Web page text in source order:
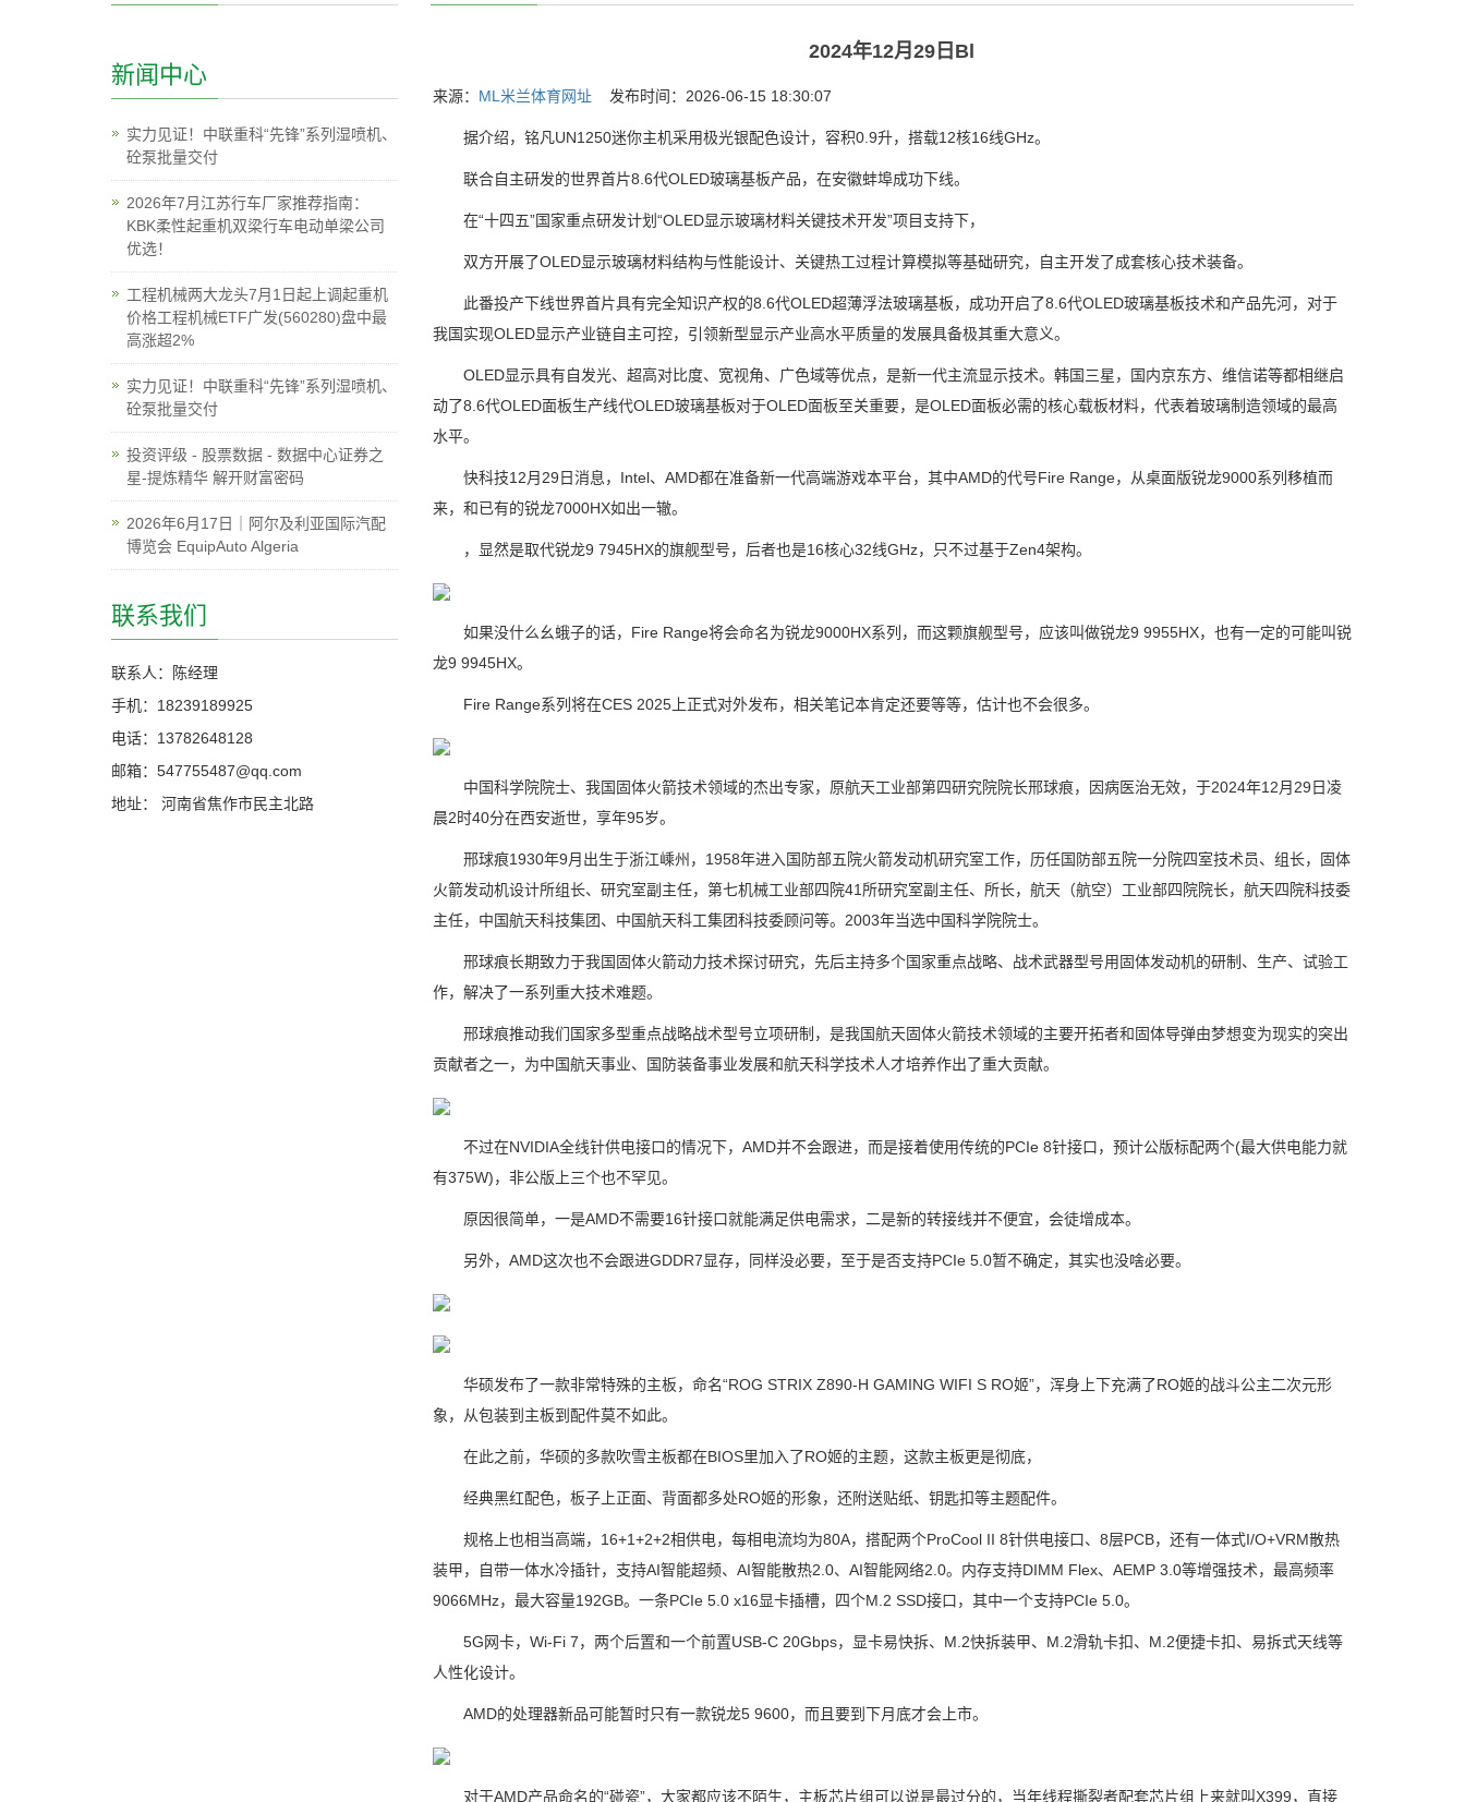
2024年12月29日Bl
来源： ML米兰体育网址发布时间：2026-06-15 18:30:07
据介绍，铭凡UN1250迷你主机采用极光银配色设计，容积0.9升，搭载12核16线GHz。
联合自主研发的世界首片8.6代OLED玻璃基板产品，在安徽蚌埠成功下线。
在“十四五”国家重点研发计划“OLED显示玻璃材料关键技术开发”项目支持下，
双方开展了OLED显示玻璃材料结构与性能设计、关键热工过程计算模拟等基础研究，自主开发了成套核心技术装备。
此番投产下线世界首片具有完全知识产权的8.6代OLED超薄浮法玻璃基板，成功开启了8.6代OLED玻璃基板技术和产品先河，对于
我国实现OLED显示产业链自主可控，引领新型显示产业高水平质量的发展具备极其重大意义。
OLED显示具有自发光、超高对比度、宽视角、广色域等优点，是新一代主流显示技术。韩国三星，国内京东方、维信诺等都相继启
动了8.6代OLED面板生产线代OLED玻璃基板对于OLED面板至关重要，是OLED面板必需的核心载板材料，代表着玻璃制造领域的最高
水平。
快科技12月29日消息，Intel、AMD都在准备新一代高端游戏本平台，其中AMD的代号Fire Range，从桌面版锐龙9000系列移植而
来，和已有的锐龙7000HX如出一辙。
，显然是取代锐龙9 7945HX的旗舰型号，后者也是16核心32线GHz，只不过基于Zen4架构。
如果没什么幺蛾子的话，Fire Range将会命名为锐龙9000HX系列，而这颗旗舰型号，应该叫做锐龙9 9955HX，也有一定的可能叫锐
龙9 9945HX。
Fire Range系列将在CES 2025上正式对外发布，相关笔记本肯定还要等等，估计也不会很多。
中国科学院院士、我国固体火箭技术领域的杰出专家，原航天工业部第四研究院院长邢球痕，因病医治无效，于2024年12月29日凌
晨2时40分在西安逝世，享年95岁。
邢球痕1930年9月出生于浙江嵊州，1958年进入国防部五院火箭发动机研究室工作，历任国防部五院一分院四室技术员、组长，固体
火箭发动机设计所组长、研究室副主任，第七机械工业部四院41所研究室副主任、所长，航天（航空）工业部四院院长，航天四院科技委
主任，中国航天科技集团、中国航天科工集团科技委顾问等。2003年当选中国科学院院士。
邢球痕长期致力于我国固体火箭动力技术探讨研究，先后主持多个国家重点战略、战术武器型号用固体发动机的研制、生产、试验工
作，解决了一系列重大技术难题。
邢球痕推动我们国家多型重点战略战术型号立项研制，是我国航天固体火箭技术领域的主要开拓者和固体导弹由梦想变为现实的突出
贡献者之一，为中国航天事业、国防装备事业发展和航天科学技术人才培养作出了重大贡献。
不过在NVIDIA全线针供电接口的情况下，AMD并不会跟进，而是接着使用传统的PCIe 8针接口，预计公版标配两个(最大供电能力就
有375W)，非公版上三个也不罕见。
原因很简单，一是AMD不需要16针接口就能满足供电需求，二是新的转接线并不便宜，会徒增成本。
另外，AMD这次也不会跟进GDDR7显存，同样没必要，至于是否支持PCIe 5.0暂不确定，其实也没啥必要。
华硕发布了一款非常特殊的主板，命名“ROG STRIX Z890-H GAMING WIFI S RO姬”，浑身上下充满了RO姬的战斗公主二次元形
象，从包装到主板到配件莫不如此。
在此之前，华硕的多款吹雪主板都在BIOS里加入了RO姬的主题，这款主板更是彻底，
经典黑红配色，板子上正面、背面都多处RO姬的形象，还附送贴纸、钥匙扣等主题配件。
规格上也相当高端，16+1+2+2相供电，每相电流均为80A，搭配两个ProCool II 8针供电接口、8层PCB，还有一体式I/O+VRM散热
装甲，自带一体水冷插针，支持AI智能超频、AI智能散热2.0、AI智能网络2.0。内存支持DIMM Flex、AEMP 3.0等增强技术，最高频率
9066MHz，最大容量192GB。一条PCIe 5.0 x16显卡插槽，四个M.2 SSD接口，其中一个支持PCIe 5.0。
5G网卡，Wi-Fi 7，两个后置和一个前置USB-C 20Gbps，显卡易快拆、M.2快拆装甲、M.2滑轨卡扣、M.2便捷卡扣、易拆式天线等
人性化设计。
AMD的处理器新品可能暂时只有一款锐龙5 9600，而且要到下月底才会上市。
对于AMD产品命名的“碰瓷”，大家都应该不陌生，主板芯片组可以说是最过分的，当年线程撕裂者配套芯片组上来就叫X399，直接
新闻中心
实力见证！中联重科“先锋”系列湿喷机、
砼泵批量交付
2026年7月江苏行车厂家推荐指南：
KBK柔性起重机双梁行车电动单梁公司
优选！
工程机械两大龙头7月1日起上调起重机
价格工程机械ETF广发(560280)盘中最
高涨超2%
实力见证！中联重科“先锋”系列湿喷机、
砼泵批量交付
投资评级 - 股票数据 - 数据中心证券之
星-提炼精华 解开财富密码
2026年6月17日｜阿尔及利亚国际汽配
博览会 EquipAuto Algeria
联系我们
联系人：陈经理
手机：18239189925
电话：13782648128
邮箱：547755487@qq.com
地址： 河南省焦作市民主北路